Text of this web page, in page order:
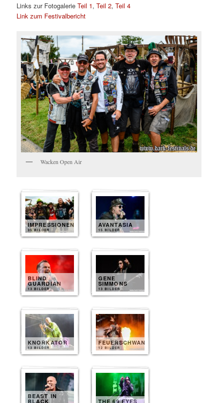
Links zur FotogalerieTeil 1,Teil 2,Teil 4
Link zum Festivalbericht
Wacken Open Air
IMPRESSIONEN
35 BILDER
AVANTASIA
15 BILDER
BLIND
GUARDIAN
13 BILDER
GENE
SIMMONS
13 BILDER
KNORKATOR
13 BILDER
FEUERSCHWANZ
12 BILDER
BEAST IN
BLACK THE 69 EYES